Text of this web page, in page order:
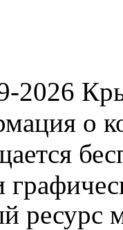
2026
о
ресурс